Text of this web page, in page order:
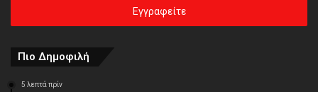
διεύθυνση
Πιο Δημοφιλή
5 λεπτά πρίν